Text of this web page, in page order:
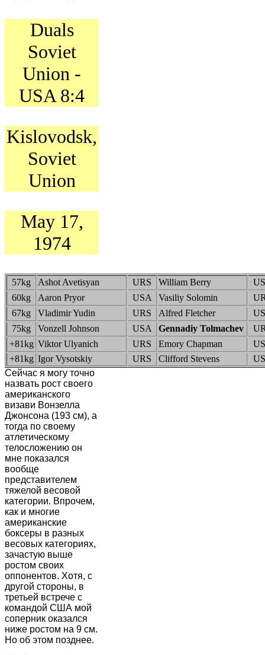
Duals
Soviet
Union -
USA 8:4
Kislovodsk,
Soviet
Union
May 17,
1974
57kg Ashot Avetisyan URS William Berry
60kg
Aaron Pryor USA Vasiliy Solomin
67kg
Vladimir Yudin URS Alfred Fletcher
75kg
Vonzell Johnson USA Gennadiy Tolmachev
+81kg Viktor Ulyanich URS Emory Chapman
+81kg Igor Vysotskiy URS Clifford Stevens
Сейчас я могу точно
назвать рост своего
американского
визави Вонзелла
Джонсона (193 см), а
тогда по своему
атлетическому
телосложению он
мне показался
вообще
представителем
тяжелой весовой
категории. Впрочем,
как и многие
американские
боксеры в разных
весовых категориях,
зачастую выше
ростом своих
оппонентов. Хотя, с
другой стороны, в
третьей встрече с
командой США мой
соперник оказался
ниже ростом на 9 см.
Но об этом позднее.